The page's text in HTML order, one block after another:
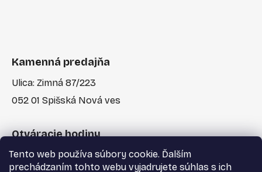
Tento web používa súbory cookie. Ďalším
prechádzaním tohto webu vyjadrujete súhlas s ich
Kamenná predajňa
Ulica: Zimná 87/223
052 01 Spišská Nová ves
Otváracie hodiny
Po-Pia: 7:30 - 17:00